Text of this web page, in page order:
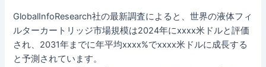
GlobalInfoResearch社の最新調査によると、世界の液体フィ
ルターカートリッジ市場規模は2024年にxxxx米ドルと評価
され、2031年までに年平均xxxx%でxxxx米ドルに成長する
と予測されています。